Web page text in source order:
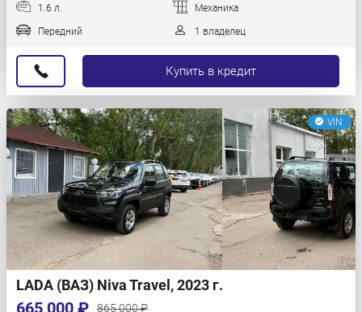
1.6 л. Механика
Передний 1 владелец
Купить в кредит
VIN
LADA (ВАЗ) Niva Travel, 2023 г.
665 000 ₽
865 000 ₽